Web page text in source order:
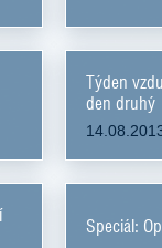
Týden
den druhý
Speciál: